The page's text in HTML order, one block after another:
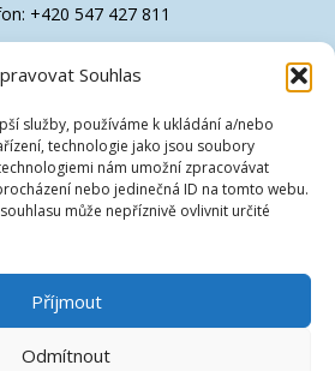
Souhlas
služby, používáme k ukládání a/nebo
technologie jako jsou soubory
nám umožní zpracovávat
nebo jedinečná ID na tomto webu.
může nepříznivě ovlivnit určité
Příjmout
Odmítnout
+420 547 427 811
v OR Krajského soudu